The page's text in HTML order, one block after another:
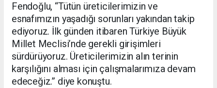
Fendoğlu, “Tütün üreticilerimizin ve
esnafımızın yaşadığı sorunları yakından takip
ediyoruz. İlk günden itibaren Türkiye Büyük
Millet Meclisi’nde gerekli girişimleri
sürdürüyoruz. Üreticilerimizin alın terinin
karşılığını alması için çalışmalarımıza devam
edeceğiz.” diye konuştu.